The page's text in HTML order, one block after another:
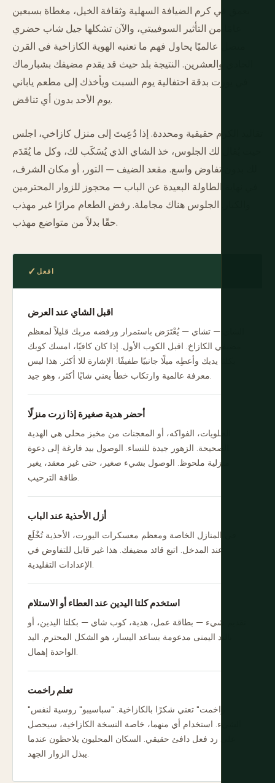
بعمق في كرم الضيافة السهلية وثقافة الخيل، مغطاة بسبعين
عامًا من التأثير السوفييتي، والآن تشكلها جيل شاب حضري
متصل عالميًا يحاول فهم ما تعنيه الهوية الكازاخية في القرن
الحادي والعشرين. النتيجة بلد حيث قد يقدم مضيفك بشبارماك
في يورت بدقة احتفالية يوم السبت ويأخذك إلى مطعم ياباني
يوم الأحد بدون أي تناقض.
تقاليد الكرم حقيقية ومحددة. إذا دُعِيتَ إلى منزل كازاخي، اجلس
حيث يُقَال لك الجلوس، خذ الشاي الذي يُسَكَب لك، وكل ما يُقَدَم
لك بدون تفاوض واسع. مقعد الضيف — التور، أو مكان الشرف،
في نهاية الطاولة البعيدة عن الباب — محجوز للزوار المحترمين
والكبار. الجلوس هناك مجاملة. رفض الطعام مرارًا غير مهذب
حقًا بدلاً من متواضع مهذب.
افعل
اقبل الشاي عند العرض
الشاي — تشاي — يُعْتَرَض باستمرار ورفضه مربك قليلاً لمعظم
مضيفي الكازاخ. اقبل الكوب الأول. إذا كان كافيًا، امسك كوبك
بكلتا يديك وأعطِه ميلًا جانبيًا طفيفًا: الإشارة للا أكثر. هذا ليس
معرفة عالمية وارتكاب خطأ يعني شايًا أكثر، وهو جيد.
أحضر هدية صغيرة إذا زرت منزلًا
الحلويات، الفواكه، أو المعجنات من مخبز محلي هي الهدية
الصحيحة. الزهور جيدة للنساء. الوصول بيد فارغة إلى دعوة
منزلية ملحوظ. الوصول بشيء صغير، حتى غير معقد، يغير
طاقة الترحيب.
أزل الأحذية عند الباب
في المنازل الخاصة ومعظم معسكرات اليورت، الأحذية تُخْلَع
عند المدخل. اتبع قائد مضيفك. هذا غير قابل للتفاوض في
الإعدادات التقليدية.
استخدم كلتا اليدين عند العطاء أو الاستلام
تقديم شيء — بطاقة عمل، هدية، كوب شاي — بكلتا اليدين، أو
باليد اليمنى مدعومة بساعد اليسار، هو الشكل المحترم. اليد
الواحدة إهمال.
تعلم راخمت
"راخمت" تعني شكرًا بالكازاخية. "سباسيبو" روسية لنفس
الشيء. استخدام أي منهما، خاصة النسخة الكازاخية، سيحصل
على رد فعل دافئ حقيقي. السكان المحليون يلاحظون عندما
يبذل الزوار الجهد.